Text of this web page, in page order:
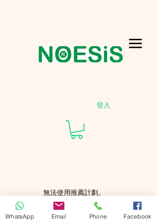
登入
無法使用推薦計劃。
WhatsApp Email Phone Facebook